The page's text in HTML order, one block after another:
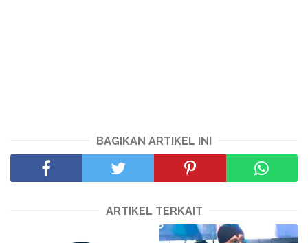
BAGIKAN ARTIKEL INI
ARTIKEL TERKAIT